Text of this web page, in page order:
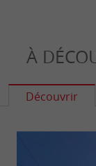
À
Découvrir